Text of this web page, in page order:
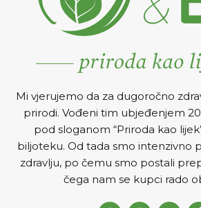
Mi vjerujemo da za dugoročno
prirodi. Vođeni tim ubjeđenjem
pod sloganom “Priroda kao
biljoteku. Od tada smo intenzivno
zdravlju, po čemu smo postali
čega nam se kupci rado